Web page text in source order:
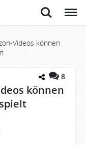
Suche Menü
Videos können
8
können